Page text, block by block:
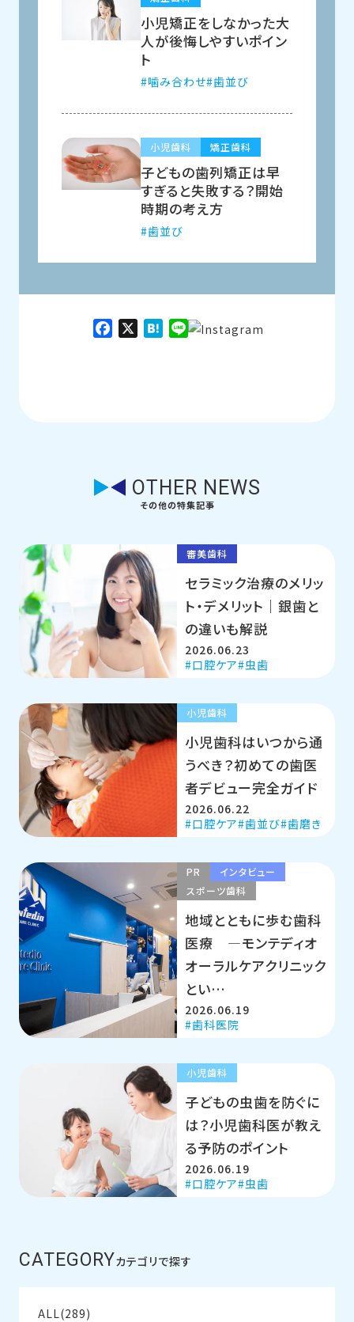
小児矯正をしなかった大
人が後悔しやすいポイン
ト
噛み合わせ 歯並び
小児歯科 矯正歯科
子どもの歯列矯正は早
すぎると失敗する？開始
時期の考え方
歯並び
FacebookHatena
Line
OTHER NEWS
その他の特集記事
審美歯科
セラミック治療のメリッ
ト・デメリット｜銀歯と
の違いも解説
2026.06.23
口腔ケア 虫歯
小児歯科
小児歯科はいつから通
うべき？初めての歯医
者デビュー完全ガイド
2026.06.22
口腔ケア 歯並び 歯磨き
PR
インタビュー
スポーツ歯科
地域とともに歩む歯科
医療 ―モンテディオ
オーラルケアクリニック
とい…
2026.06.19
歯科医院
小児歯科
子どもの虫歯を防ぐに
は？小児歯科医が教え
る予防のポイント
2026.06.19
口腔ケア 虫歯
CATEGORYカテゴリで探す
ALL(289)